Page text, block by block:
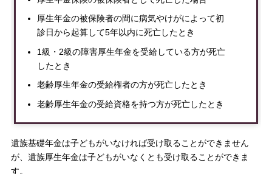
厚生年金の被保険者の間に病気やけがによって初
診日から起算して5年以内に死亡したとき
1級・2級の障害厚生年金を受給している方が死亡
したとき
老齢厚生年金の受給権者の方が死亡したとき
老齢厚生年金の受給資格を持つ方が死亡したとき
遺族基礎年金は子どもがいなければ受け取ることができません
が、遺族厚生年金は子どもがいなくとも受け取ることができま
す。